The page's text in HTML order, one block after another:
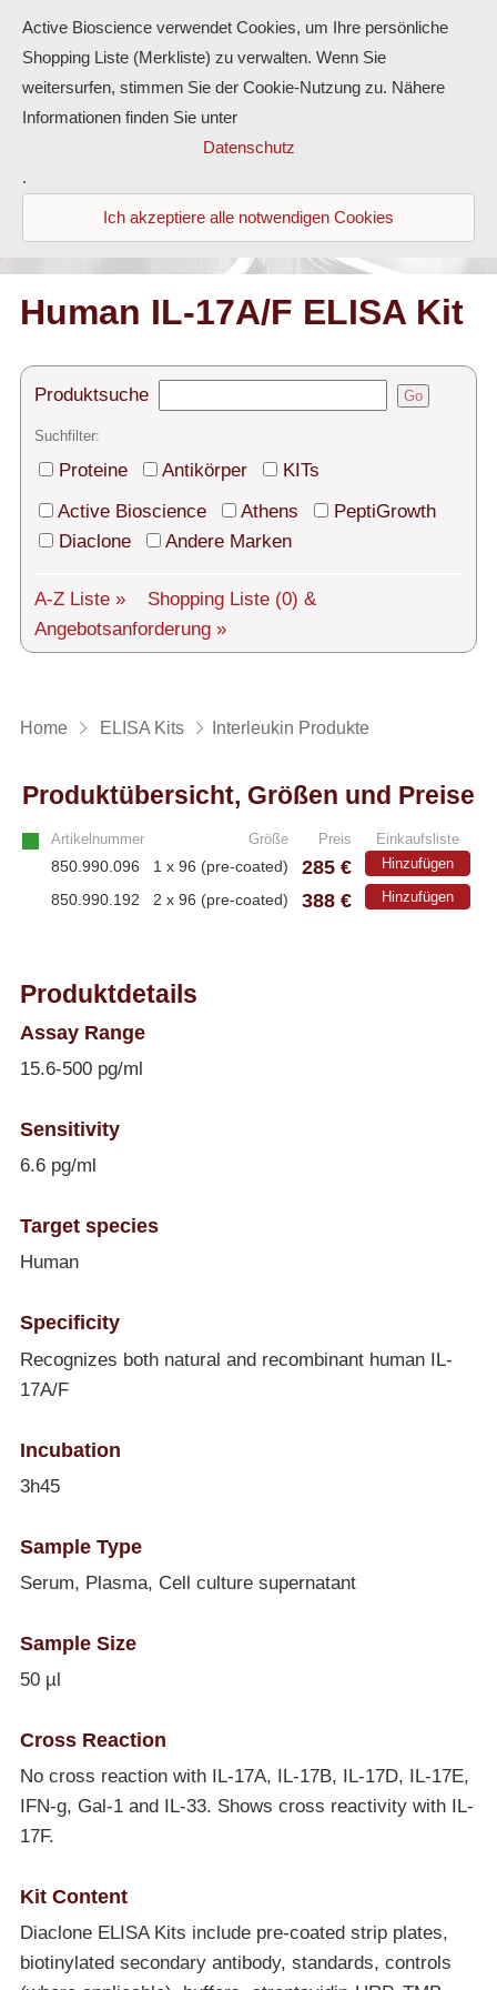
Antikörper
ELISA-Kits
Diaclone Produkte
Produkte
Kontakt
Technischer Support
Versand
Über uns
Service
English
Human IL-17A/F ELISA Kit
Produktsuche Go
Suchfilter:
Proteine Antikörper
KITs
Active Bioscience
Athens
PeptiGrowth
Diaclone
Andere Marken
A-Z Liste » Shopping Liste (0) &
Angebotsanforderung »
Home ELISA Kits Interleukin Produkte
Produktübersicht, Größen und Preise
Artikelnummer Größe Preis Einkaufsliste
850.990.096 1 x 96 (pre-coated) 285 € Hinzufügen
850.990.192 2 x 96 (pre-coated) 388 € Hinzufügen
Produktdetails
Assay Range
15.6-500 pg/ml
Sensitivity
6.6 pg/ml
Target species
Human
Specificity
Recognizes both natural and recombinant human IL-
17A/F
Incubation
3h45
Sample Type
Serum, Plasma, Cell culture supernatant
Sample Size
50 µl
Cross Reaction
No cross reaction with IL-17A, IL-17B, IL-17D, IL-17E,
IFN-g, Gal-1 and IL-33. Shows cross reactivity with IL-
17F.
Kit Content
Diaclone ELISA Kits include pre-coated strip plates,
biotinylated secondary antibody, standards, controls
Active Bioscience verwendet Cookies, um Ihre persönliche
Shopping Liste (Merkliste) zu verwalten. Wenn Sie
weitersurfen, stimmen Sie der Cookie-Nutzung zu. Nähere
Informationen finden Sie unter
Datenschutz
.
Ich akzeptiere alle notwendigen Cookies